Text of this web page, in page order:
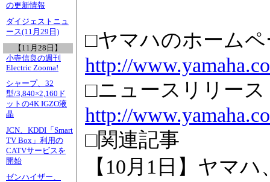
の更新情報
ダイジェストニュ
ース(11月29日)
【11月28日】
小寺信良の週刊
Electric Zooma!
シャープ、32
型/3,840×2,160ド
ットの4K IGZO液
晶
JCN、KDDI「Smart
TV Box」利用の
CATVサービスを
開始
ゼンハイザー、
□ヤマハのホーム
http://
□ニュースリリース
http://
□関連記事
【10月1日】ヤマ